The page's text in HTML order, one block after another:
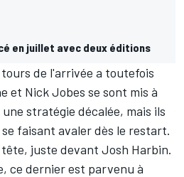
en juillet avec deux éditions
de l'arrivée a toutefois
et Nick Jobes se sont mis à
stratégie décalée, mais ils
faisant avaler dès le restart.
juste devant Josh Harbin.
ce dernier est parvenu à